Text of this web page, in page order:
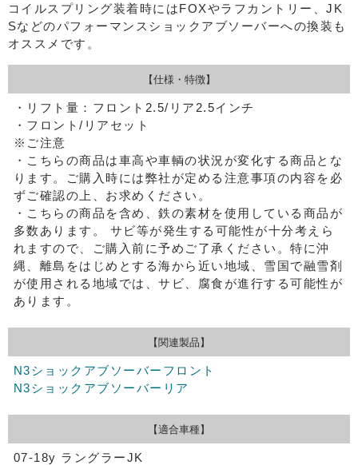
コイルスプリング装着時にはFOXやラフカントリー、JK
Sなどのパフォーマンスショックアブソーバーへの換装も
オススメです。
【仕様・特徴】
・リフト量：フロント2.5/リア2.5インチ
・フロント/リアセット
※ご注意
・こちらの商品は車高や車輌の状況が変化する商品とな
ります。ご購入時には弊社が定める注意事項の内容を必
ずご確認の上、お求めください。
・こちらの商品を含め、鉄の素材を使用している商品が
多数あります。
サビ等が発生する可能性が十分考えら
れますので、ご購入前に予めご了承ください。特に沖
縄、離島をはじめとする海から近い地域、雪国で融雪剤
が使用される地域では、サビ、腐食が進行する可能性が
あります。
【関連製品】
N3ショックアブソーバーフロント
N3ショックアブソーバーリア
【適合車種】
07-18y ラングラーJK